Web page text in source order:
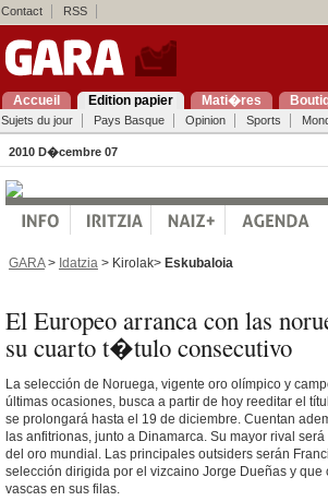
Contact RSS
Accueil Edition papier Mati�res
Sujets du jour Pays Basque Opinion Sports
2010 D�cembre 07
GARA> Idatzia > Kirolak> Eskubaloia
El Europeo arranca con las
su cuarto t�tulo consecutivo
La selección de Noruega, vigente oro olímpico y
últimas ocasiones, busca a partir de hoy reeditar el
se prolongará hasta el 19 de diciembre. Cuentan
las anfitrionas, junto a Dinamarca. Su mayor rival
del oro mundial. Las principales outsiders serán
selección dirigida por el vizcaino Jorge Dueñas y
vascas en sus filas.